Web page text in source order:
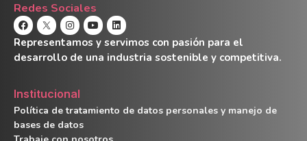
Redes Sociales
Representamos y servimos con pasión para el
desarrollo de una industria sostenible y competitiva.
Institucional
Política de tratamiento de datos personales y manejo de
bases de datos